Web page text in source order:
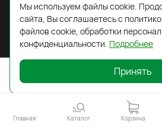
2026 © Все права защищены.
Главная Каталог Корзина
Мы используем файлы cookie.
сайта, Вы соглашаетесь с
файлов cookie, обработки
конфиденциальности. Подробнее
Принять